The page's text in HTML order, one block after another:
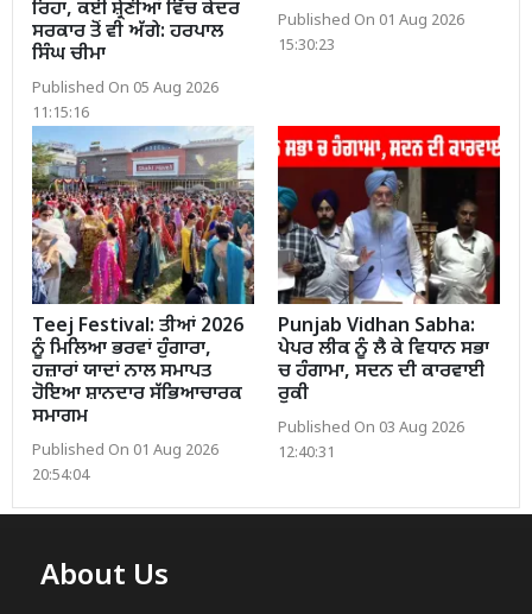
ਰਿਹਾ, ਕਈ ਸ਼੍ਰੇਣੀਆਂ ਵਿੱਚ ਕੇਂਦਰ
ਸਰਕਾਰ ਤੋਂ ਵੀ ਅੱਗੇ: ਹਰਪਾਲ
ਸਿੰਘ ਚੀਮਾ
Published On 05 Aug 2026
11:15:16
Published On 01 Aug 2026
15:30:23
Teej Festival: ਤੀਆਂ 2026
ਨੂੰ ਮਿਲਿਆ ਭਰਵਾਂ ਹੁੰਗਾਰਾ,
ਹਜ਼ਾਰਾਂ ਯਾਦਾਂ ਨਾਲ ਸਮਾਪਤ
ਹੋਇਆ ਸ਼ਾਨਦਾਰ ਸੱਭਿਆਚਾਰਕ
ਸਮਾਗਮ
Published On 01 Aug 2026
20:54:04
Punjab Vidhan Sabha:
ਪੇਪਰ ਲੀਕ ਨੂੰ ਲੈ ਕੇ ਵਿਧਾਨ ਸਭਾ
ਚ ਹੰਗਾਮਾ, ਸਦਨ ਦੀ ਕਾਰਵਾਈ
ਰੁਕੀ
Published On 03 Aug 2026
12:40:31
About Us